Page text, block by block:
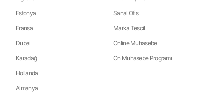
Estonya
Fransa
Dubai
Karadağ
Hollanda
Almanya
Sanal Ofis
Marka Tescil
Online Muhasebe
Ön Muhasebe Programı